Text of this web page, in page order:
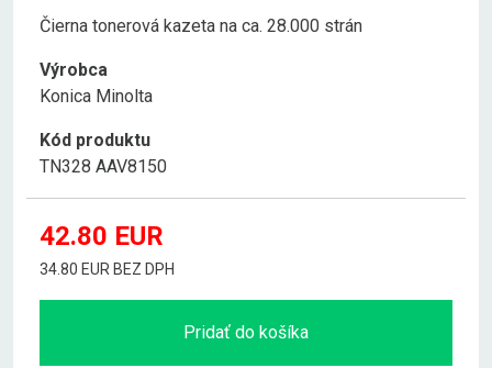
Čierna tonerová kazeta na ca. 28.000 strán
Výrobca
Konica Minolta
Kód produktu
TN328 AAV8150
42.80 EUR
34.80 EUR BEZ DPH
Pridať do košíka